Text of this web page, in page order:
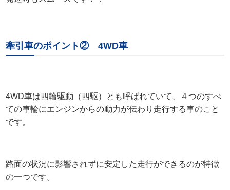
牽引車のポイント② 4WD車
4WD車は四輪駆動（四駆）とも呼ばれていて、４つのすべ
ての車輪にエンジンからの動力が伝わり走行する車のこと
です。
路面の状況に影響されずに安定した走行ができるのが特徴
の一つです。